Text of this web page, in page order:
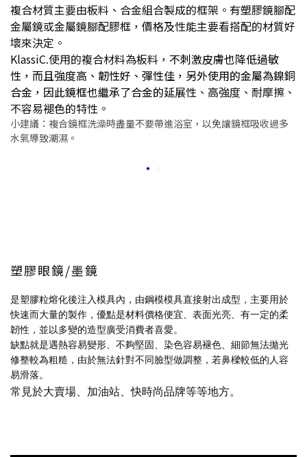
複合材質主要由板料、合金組合製成的框架。有塑膠鏡腳配
金屬鏡或金屬鏡腳配膠框，價格及性能主要看搭配的材質好
壞來決定。
KlassiC.使用的複合材料為板料， 不刺激皮膚也降低過敏
性，而且強度高、韌性好、彈性佳，另外使用的金屬為鎳銅
合金，因此鏡框也繼承了合金的延展性、高強度、耐摩擦、
不容易褪色的特性。
小建議：複合鏡框洗澡時盡量不要帶進浴室，以免讓鏡框吸收過多
水氣導致潮濕。
塑膠眼鏡/墨鏡
是塑膠粒熔化後注入模具內，由鋼模模具直接射出成型，主要用於
快速而大量的製作，優點是材料價格便宜、表面光亮、有一定的柔
韌性，並以多變的造型廣受消費者喜愛。
缺點就是遇熱容易變形、不夠堅固、染色容易褪色、細節無法拋光
修整較為粗糙，由於無法針對不同臉型做調整，若鼻樑較低的人容
易滑落。
常見於大賣場、加油站、快時尚品牌等等地方。